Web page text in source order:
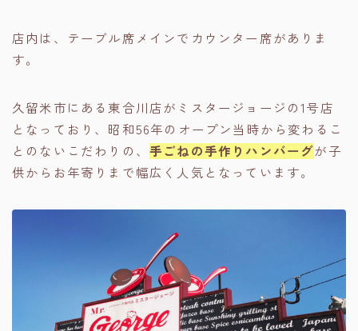
店内は、テーブル席メインでカウンター席がありま
す。
久留米市にある東合川店がミスタージョージの1号店
となっており、昭和56年のオープン当時から変わるこ
とのないこだわりの、 手ごねの手作りハンバーグが子
供からお年寄りまで幅広く人気となっています。